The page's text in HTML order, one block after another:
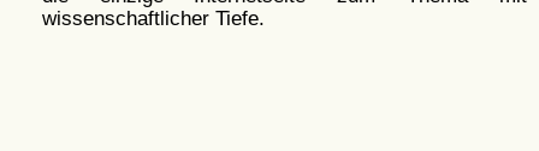
wissenschaftlicher Tiefe.